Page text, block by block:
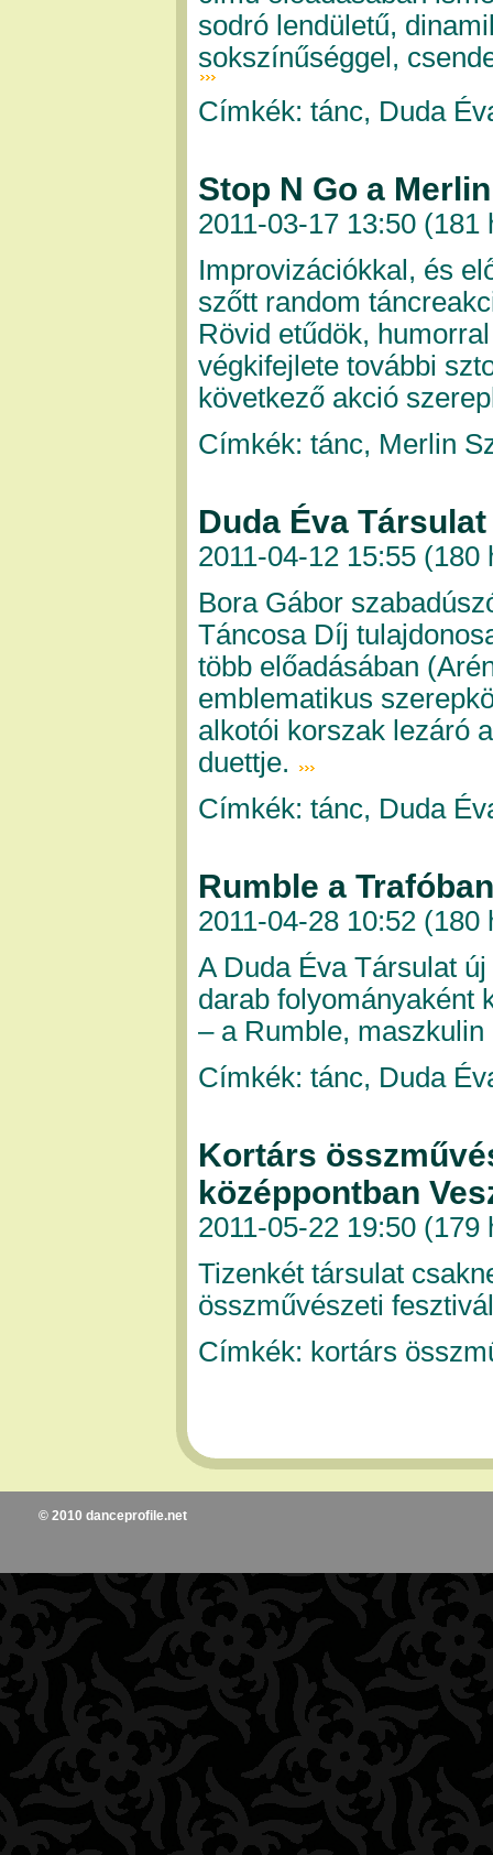
sodró lendületű,
sokszínűséggel,
Címkék: tánc, Duda
Stop N Go a
2011-03-17 13:50 (181
Improvizációkkal, és
szőtt random
Rövid etűdök,
végkifejlete további
következő akció
Címkék: tánc, Merlin
Duda Éva
2011-04-12 15:55 (180
Bora Gábor
Táncosa Díj
több előadásában
emblematikus
alkotói korszak lezáró
duettje.
Címkék: tánc, Duda
Rumble a Trafóban
2011-04-28 10:52 (180
A Duda Éva Társulat
darab folyományaként
– a Rumble,
Címkék: tánc, Duda
Kortárs
középpontban
2011-05-22 19:50 (179
Tizenkét társulat
összművészeti
Címkék: kortárs
© 2010 danceprofile.net